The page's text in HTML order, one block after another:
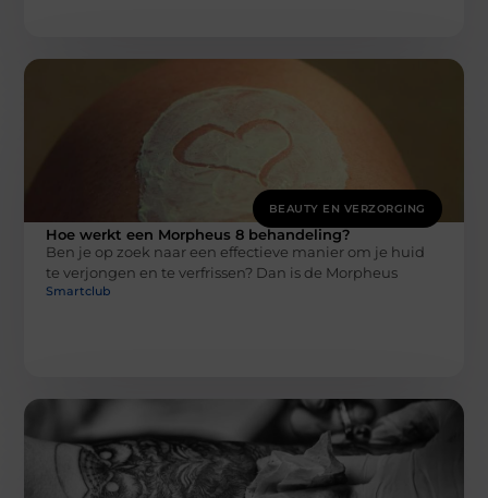
BEAUTY EN VERZORGING
Hoe werkt een Morpheus 8 behandeling?
Ben je op zoek naar een effectieve manier om je huid
te verjongen en te verfrissen? Dan is de Morpheus
Smartclub